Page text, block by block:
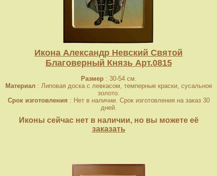
Икона Александр Невский Святой
Благоверный Князь Арт.0815
Размер: 30-54 см.
Материал: Липовая доска с левкасом, темперные краски, сусальное
золото.
Срок изготовления : Нет в наличии. Срок изготовления на заказ 30
дней.
Иконы сейчас нет в наличии, но вы можете её
заказать